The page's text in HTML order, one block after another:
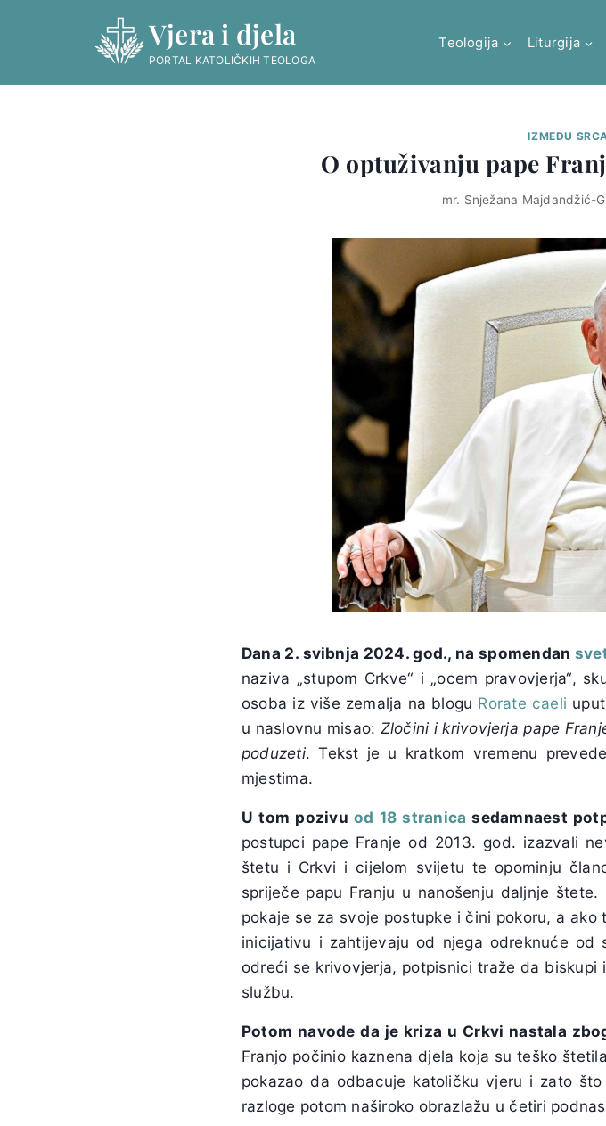
Vjera i djela
PORTAL KATOLIČKIH TEOLOGA
Teologija Liturgija
IZMEĐU
O optuživanju pape
mr. Snježana Majdandžić-
Dana 2. svibnja 2024. god., na spomendan
naziva „stupom Crkve“ i „ocem pravovjerja“,
osoba iz više zemalja na blogu Rorate caeli
u naslovnu misao: Zločini i krivovjerja pape
poduzeti. Tekst je u kratkom vremenu
mjestima.
U tom pozivu od 18 stranica sedamnaest
postupci pape Franje od 2013. god. izazvali
štetu i Crkvi i cijelom svijetu te opominju
spriječe papu Franju u nanošenju daljnje
pokaje se za svoje postupke i čini pokoru, a
inicijativu i zahtijevaju od njega odreknuće
odreći se krivovjerja, potpisnici traže da biskupi
službu.
Potom navode da je kriza u Crkvi nastala
Franjo počinio kaznena djela koja su teško
pokazao da odbacuje katoličku vjeru i zato
razloge potom naširoko obrazlažu u četiri